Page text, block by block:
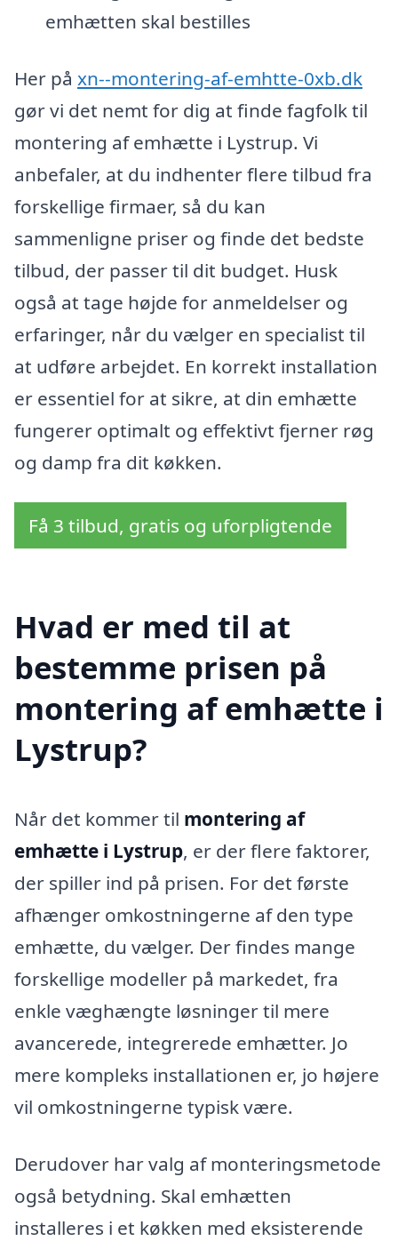
emhætten skal bestilles
Her på xn--montering-af-emhtte-0xb.dk
gør vi det nemt for dig at finde fagfolk til
montering af emhætte i Lystrup. Vi
anbefaler, at du indhenter flere tilbud fra
forskellige firmaer, så du kan
sammenligne priser og finde det bedste
tilbud, der passer til dit budget. Husk
også at tage højde for anmeldelser og
erfaringer, når du vælger en specialist til
at udføre arbejdet. En korrekt installation
er essentiel for at sikre, at din emhætte
fungerer optimalt og effektivt fjerner røg
og damp fra dit køkken.
Få 3 tilbud, gratis og uforpligtende
Hvad er med til at
bestemme prisen på
montering af emhætte i
Lystrup?
Når det kommer til montering af
emhætte i Lystrup, er der flere faktorer,
der spiller ind på prisen. For det første
afhænger omkostningerne af den type
emhætte, du vælger. Der findes mange
forskellige modeller på markedet, fra
enkle væghængte løsninger til mere
avancerede, integrerede emhætter. Jo
mere kompleks installationen er, jo højere
vil omkostningerne typisk være.
Derudover har valg af monteringsmetode
også betydning. Skal emhætten
installeres i et køkken med eksisterende